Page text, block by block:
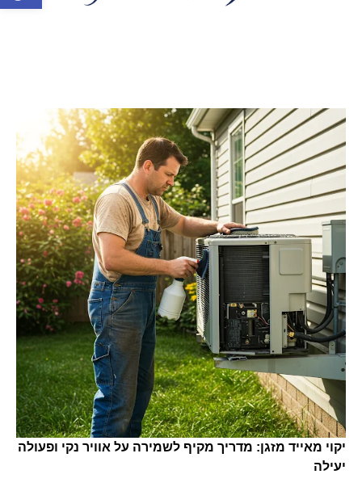
יקוי מאייד מזגן: מדריך מקיף לשמירה על אוויר נקי ופעולה
יעילה